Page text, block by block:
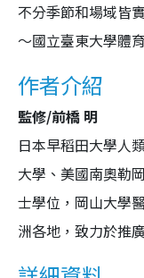
不分季節和場域皆
～國立臺東大學體
作者介紹
監修/前橋 明
日本早稻田大學人
大學、美國南奧勒
士學位，岡山大學
洲各地，致力於推